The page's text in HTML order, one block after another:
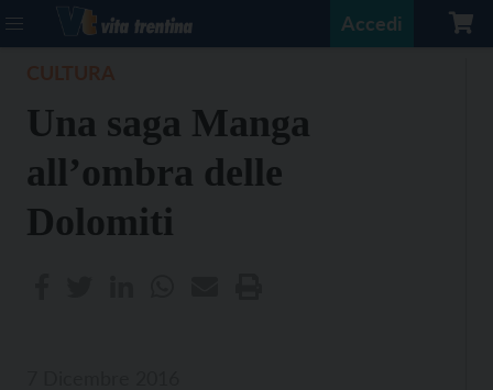
Accedi
Una saga Manga
all’ombra delle
Dolomiti